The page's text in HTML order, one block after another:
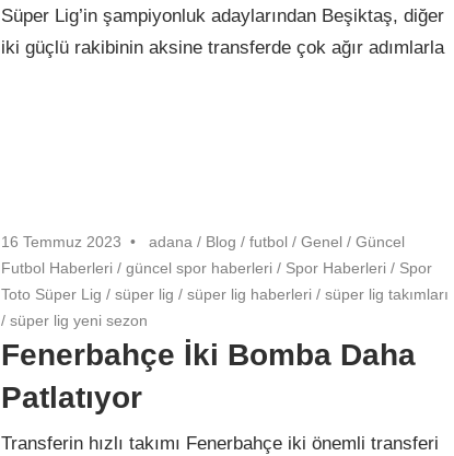
Süper Lig’in şampiyonluk adaylarından Beşiktaş, diğer
iki güçlü rakibinin aksine transferde çok ağır adımlarla
16 Temmuz 2023 adana / Blog /futbol /Genel /Güncel
Futbol Haberleri /güncel spor haberleri / Spor Haberleri / Spor
Toto Süper Lig /süper lig /süper lig haberleri /süper lig takımları
/süper lig yeni sezon
Fenerbahçe İki Bomba Daha
Patlatıyor
Transferin hızlı takımı Fenerbahçe iki önemli transferi